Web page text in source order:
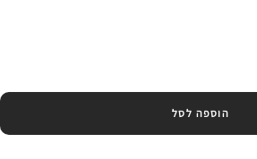
הוספה לסל